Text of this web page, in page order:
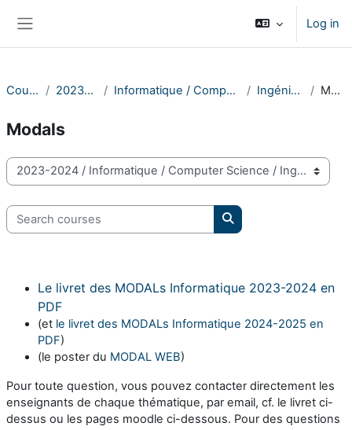
Log in
Courses 2023-2024 Informatique / Computer Science Ingénieur 2A Modals
Modals
Course categories
Search courses
Search courses
Le livret des MODALs Informatique 2023-2024 en
PDF
(et le livret des MODALs Informatique 2024-2025 en
PDF)
(le poster du MODAL WEB)
Pour toute question, vous pouvez contacter directement les
enseignants de chaque thématique, par email, cf. le livret ci-
dessus ou les pages moodle ci-dessous. Pour des questions